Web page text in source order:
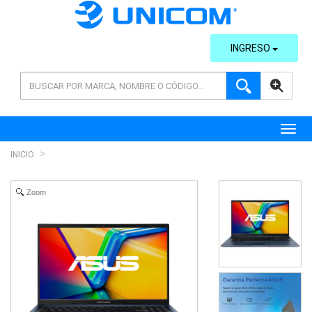
AVANZADA
INGRESO
INICIO
Zoom